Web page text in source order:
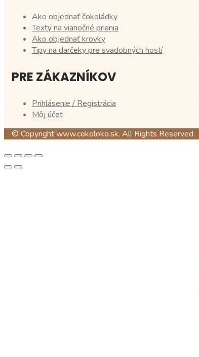
Ako objednať čokoládky
Texty na vianočné priania
Ako objednať krovky
Tipy na darčeky pre svadobných hostí
PRE ZÁKAZNÍKOV
Prihlásenie / Registrácia
Môj účet
© Copyright www.cokoloko.sk. All Rights Reserved.